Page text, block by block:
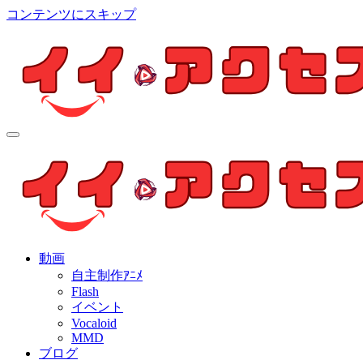
コンテンツにスキップ
個人制作アニメを中心とした動画紹介ブログ
動画
自主制作ｱﾆﾒ
Flash
イベント
Vocaloid
MMD
ブログ